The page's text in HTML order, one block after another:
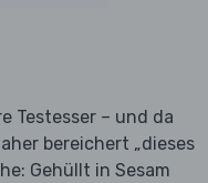
Testesser – und da
bereichert „dieses
Gehüllt in Sesam